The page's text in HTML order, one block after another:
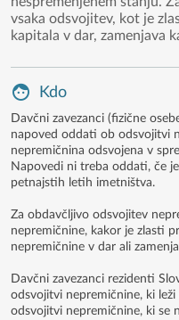
vsaka odsvojitev, kot je
kapitala v dar, zamenjava
Kdo
Davčni zavezanci (fizične
napoved oddati ob odsvojitvi
nepremičnina odsvojena v
Napovedi ni treba oddati, če
petnajstih letih imetništva.
Za obdavčljivo odsvojitev
nepremičnine, kakor je zlasti
nepremičnine v dar ali
Davčni zavezanci rezidenti
odsvojitvi nepremičnine, ki
odsvojitvi nepremičnine, ki se